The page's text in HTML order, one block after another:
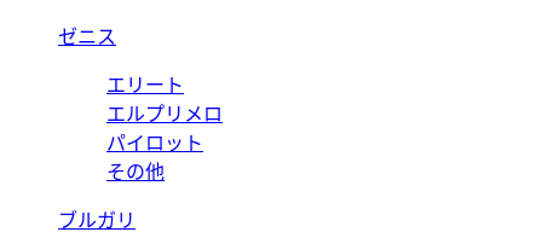
ゼニス
エリート
エルプリメロ
パイロット
その他
ブルガリ